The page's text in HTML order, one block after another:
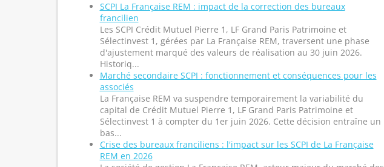
SCPI La Française REM : impact de la correction des bureaux
francilien
Les SCPI Crédit Mutuel Pierre 1, LF Grand Paris Patrimoine et
Sélectinvest 1, gérées par La Française REM, traversent une phase
d'ajustement marqué des valeurs de réalisation au 30 juin 2026.
Historiq...
Marché secondaire SCPI : fonctionnement et conséquences pour les
associés
La Française REM va suspendre temporairement la variabilité du
capital de Crédit Mutuel Pierre 1, LF Grand Paris Patrimoine et
Sélectinvest 1 à compter du 1er juin 2026. Cette décision entraîne un
bas...
Crise des bureaux franciliens : l'impact sur les SCPI de La Française
REM en 2026